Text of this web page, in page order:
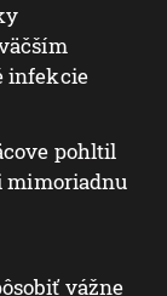
infekcie
pohltil
mimoriadnu
vážne